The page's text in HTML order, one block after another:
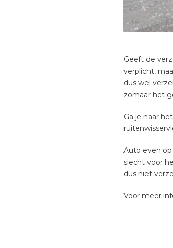
Geeft de
verplicht,
dus wel
zomaar het
Ga je naar
Auto even
slecht voor
dus niet
Voor meer